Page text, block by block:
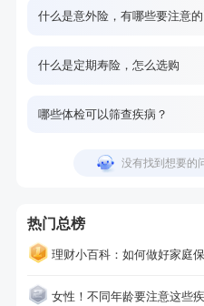
什么是意外险，有哪些要注意的
什么是定期寿险，怎么选购
哪些体检可以筛查疾病？
没有找到想要的
热门总榜
理财小百科：如何做好家庭
女性！不同年龄要注意这些疾病！40岁的这个